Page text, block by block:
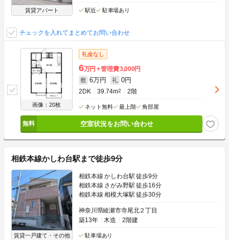
賃貸アパート 駅近 駐車場あり
チェックを入れてまとめてお問い合わせ
画像：20枚
礼金なし
6万円 管理費3,000円
敷 6万円 礼 0円
2DK 39.74m2 2階
ネット無料 最上階 角部屋
空室状況をお問い合わせ
相鉄本線かしわ台駅まで徒歩9分
賃貸一戸建て・その他
相鉄本線 かしわ台駅 徒歩9分
相鉄本線 さがみ野駅 徒歩16分
相鉄本線 相模大塚駅 徒歩30分
神奈川県綾瀬市寺尾北２丁目
築13年
木造 2階建
駐車場あり